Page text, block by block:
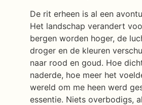
De rit erheen is al een
Het landschap verandert
bergen worden hoger, de
droger en de kleuren
naar rood en goud. Hoe
naderde, hoe meer het
wereld om me heen werd
essentie. Niets overbodigs,